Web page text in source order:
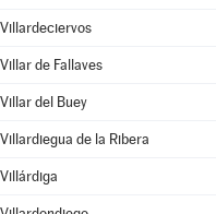
Villardeciervos
Villar de Fallaves
Villar del Buey
Villardiegua de la Ribera
Villárdiga